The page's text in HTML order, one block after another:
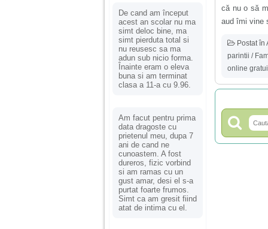
De cand am început
acest an scolar nu ma
simt deloc bine, ma
simt pierduta total si
nu reusesc sa ma
adun sub nicio forma.
Înainte eram o eleva
buna si am terminat
clasa a 11-a cu 9.96.
Am facut pentru prima
data dragoste cu
prietenul meu, dupa 7
ani de cand ne
cunoastem. A fost
dureros, fizic vorbind
si am ramas cu un
gust amar, desi el s-a
purtat foarte frumos.
Simt ca am gresit fiind
atat de intima cu el.
că nu o să
aud îmi vine
Postat în
parintii /
online